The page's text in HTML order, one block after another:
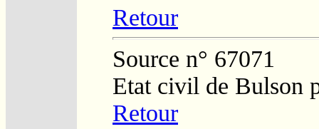
Retour
Source n° 67071
Etat civil de Bulson
Retour